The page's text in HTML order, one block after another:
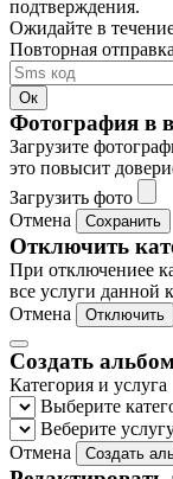
подтверждения.
Ожидайте в
Повторная
Ок
Фотография в
Загрузите
это повысит
Загрузить фото
Отмена
Сохранить
Отключить
При отключениее
все услуги данной
Отмена
Отключить
Создать
Категория и услуга
Выберите
Веберите
Отмена
Создать